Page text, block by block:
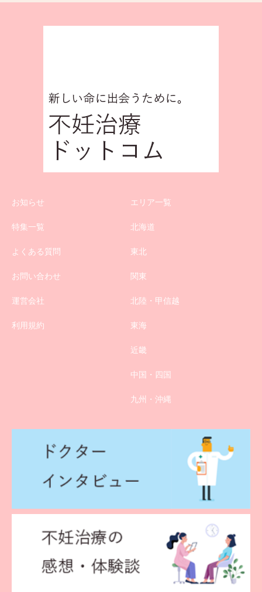
お知らせ
特集一覧
よくある質問
お問い合わせ
運営会社
利用規約
エリア一覧
北海道
東北
関東
北陸・甲信越
東海
近畿
中国・四国
九州・沖縄